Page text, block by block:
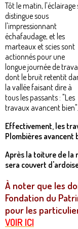
Tôt le matin, l'éclairage
distingue sous
l'impressionnant
échafaudage, et les
marteaux et scies sont
actionnés pour une
longue journée de
dont le bruit retentit
la vallée faisant dire à
tous les passants : "Les
travaux avancent bien".
Effectivement, les
Plombières avancent
Après la toiture de la
sera couvert
À noter que les
Fondation du
pour les
VOIR ICI